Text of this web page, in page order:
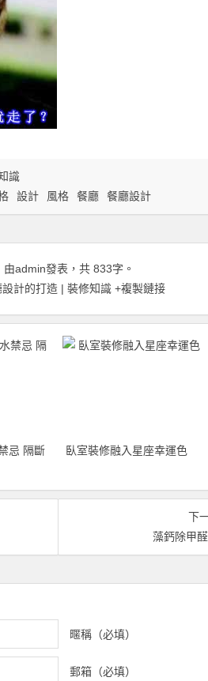
識
設計 風格 餐廳 餐廳設計
由admin發表，共 833字。
計的打造 | 裝修知識 +複製鏈接
忌 隔斷
臥室裝修融入星座幸運色
下
藻鈣除甲
暱稱（必填）
郵箱（必填）